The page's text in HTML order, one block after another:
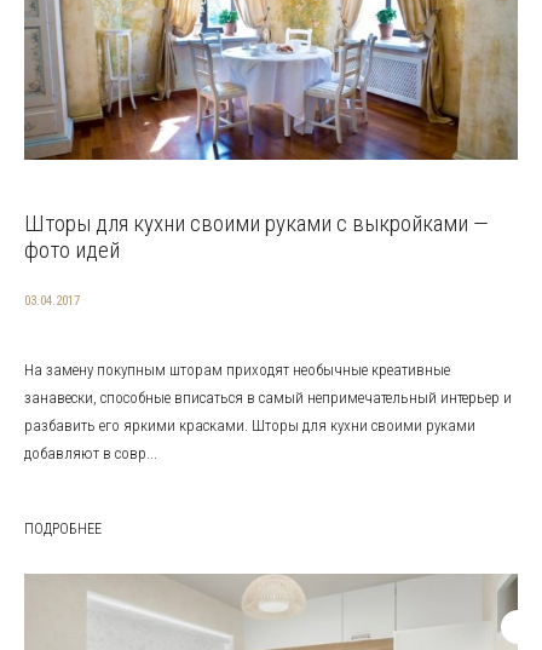
Шторы для кухни своими руками с выкройками —
фото идей
03.04.2017
На замену покупным шторам приходят необычные креативные
занавески, способные вписаться в самый непримечательный интерьер и
разбавить его яркими красками. Шторы для кухни своими руками
добавляют в совр...
ПОДРОБНЕЕ